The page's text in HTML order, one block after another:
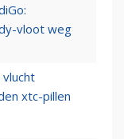
vloot weg
vlucht
xtc-pillen